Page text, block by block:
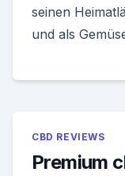
seinen
und als
CBD REVIEWS
Premium